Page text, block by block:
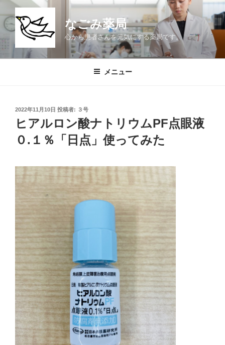
ン
テ
なごみ薬局
心から患者さんを元気にする薬局です。
メニュー
投
稿
日:
2022年11月10日 投稿者: ３号
ヒアルロン酸ナトリウムPF点眼液
０.１％「日点」使ってみた